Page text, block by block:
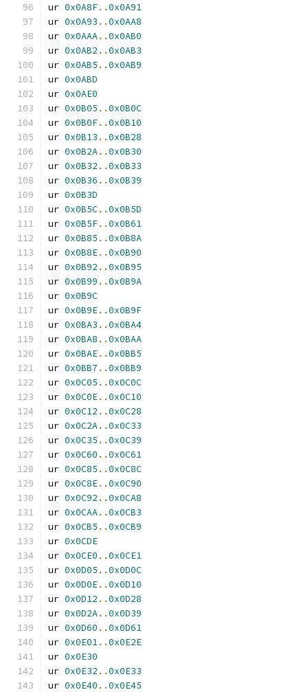
ur 0x0A8F..0x0A91
ur 0x0A93 ..0x0AA8
ur 0x0AAA..0x0AB0
ur 0x0AB2 ..0x0AB3
ur 0x0AB5 ..0x0AB9
ur 0x0ABD
ur 0x0AE0
ur 0x0B05 ..0x0B0C
ur 0x0B0F..0x0B10
ur 0x0B13 ..0x0B28
ur 0x0B2A..0x0B30
ur 0x0B32 ..0x0B33
ur 0x0B36 ..0x0B39
ur 0x0B3D
ur 0x0B5C..0x0B5D
ur 0x0B5F..0x0B61
ur 0x0B85 ..0x0B8A
ur 0x0B8E..0x0B90
ur 0x0B92 ..0x0B95
ur 0x0B99 ..0x0B9A
ur 0x0B9C
ur 0x0B9E..0x0B9F
ur 0x0BA3 ..0x0BA4
ur 0x0BA8 ..0x0BAA
ur 0x0BAE..0x0BB5
ur 0x0BB7 ..0x0BB9
ur 0x0C05 ..0x0C0C
ur 0x0C0E..0x0C10
ur 0x0C12 ..0x0C28
ur 0x0C2A..0x0C33
ur 0x0C35 ..0x0C39
ur 0x0C60 ..0x0C61
ur 0x0C85 ..0x0C8C
ur 0x0C8E..0x0C90
ur 0x0C92 ..0x0CA8
ur 0x0CAA..0x0CB3
ur 0x0CB5 ..0x0CB9
ur 0x0CDE
ur 0x0CE0 ..0x0CE1
ur 0x0D05 ..0x0D0C
ur 0x0D0E..0x0D10
ur 0x0D12 ..0x0D28
ur 0x0D2A..0x0D39
ur 0x0D60 ..0x0D61
ur 0x0E01..0x0E2E
ur 0x0E30
ur 0x0E32 ..0x0E33
ur 0x0E40 ..0x0E45